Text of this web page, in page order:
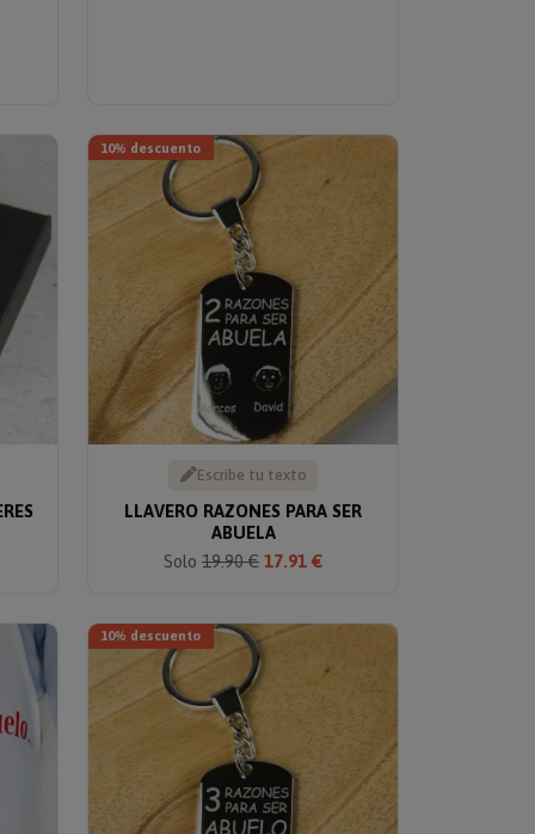
10% descuento
Escribe tu texto
LLAVERO RAZONES PARA SER
ABUELA
Solo 19.90 € 17.91 €
10% descuento